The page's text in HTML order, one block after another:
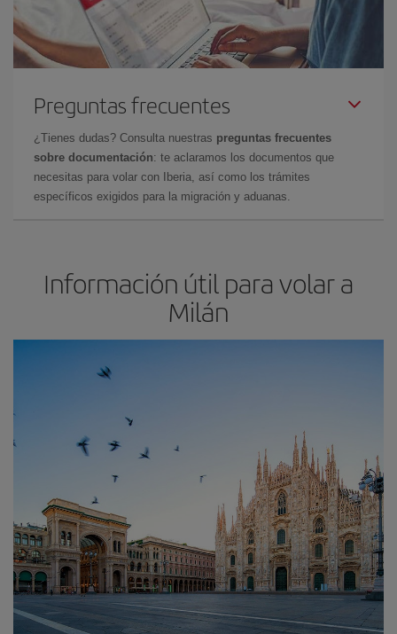
Preguntas frecuentes
¿Tienes dudas? Consulta nuestras preguntas frecuentes
sobre documentación: te aclaramos los documentos que
necesitas para volar con Iberia, así como los trámites
específicos exigidos para la migración y aduanas.
Información útil para volar a
Milán